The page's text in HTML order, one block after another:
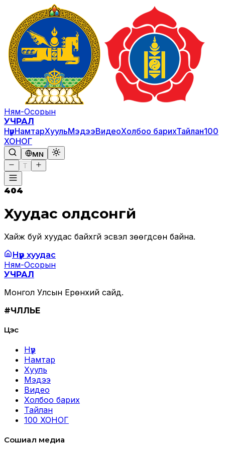
Ням-Осорын
УЧРАЛ
НүүрНамтарХуульМэдээВидеоХолбоо барихТайлан100
ХОНОГ
MN
T
404
Хуудас олдсонгүй
Хайж буй хуудас байхгүй эсвэл зөөгдсөн байна.
Нүүр хуудас
Ням-Осорын
УЧРАЛ
Монгол Улсын Ерөнхий сайд.
#ЧӨЛӨӨЛЬЕ
Цэс
Нүүр
Намтар
Хууль
Мэдээ
Видео
Холбоо барих
Тайлан
100 ХОНОГ
Сошиал медиа